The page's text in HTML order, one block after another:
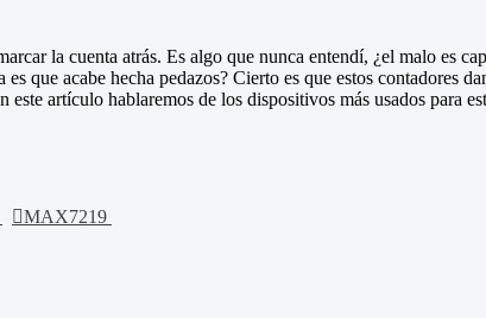
la cuenta atrás. Es algo que nunca entendí, ¿el malo es
que acabe hecha pedazos? Cierto es que estos contadores
artículo hablaremos de los dispositivos más usados para
MAX7219